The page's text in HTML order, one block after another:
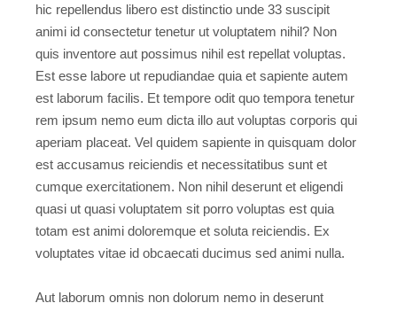
hic repellendus libero est distinctio unde 33 suscipit
animi id consectetur tenetur ut voluptatem nihil? Non
quis inventore aut possimus nihil est repellat voluptas.
Est esse labore ut repudiandae quia et sapiente autem
est laborum facilis. Et tempore odit quo tempora tenetur
rem ipsum nemo eum dicta illo aut voluptas corporis qui
aperiam placeat. Vel quidem sapiente in quisquam dolor
est accusamus reiciendis et necessitatibus sunt et
cumque exercitationem. Non nihil deserunt et eligendi
quasi ut quasi voluptatem sit porro voluptas est quia
totam est animi doloremque et soluta reiciendis. Ex
voluptates vitae id obcaecati ducimus sed animi nulla.
Aut laborum omnis non dolorum nemo in deserunt